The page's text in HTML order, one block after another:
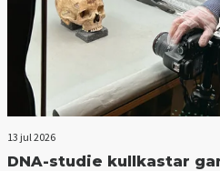
13 jul 2026
DNA-studie kullkastar